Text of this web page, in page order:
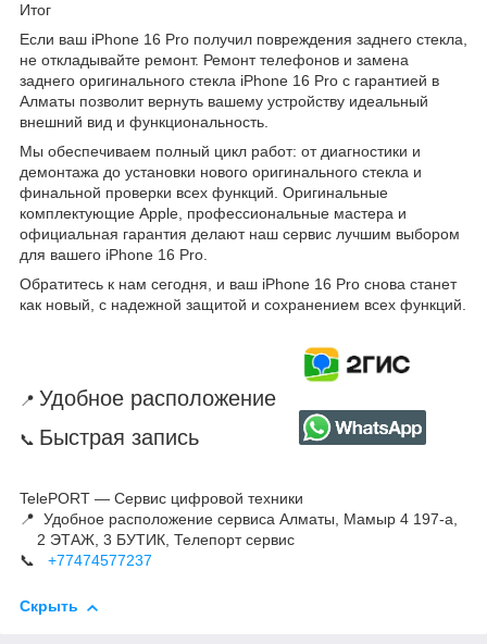
Итог
Если ваш iPhone 16 Pro получил повреждения заднего стекла,
не откладывайте ремонт. Ремонт телефонов и замена
заднего оригинального стекла iPhone 16 Pro с гарантией в
Алматы позволит вернуть вашему устройству идеальный
внешний вид и функциональность.
Мы обеспечиваем полный цикл работ: от диагностики и
демонтажа до установки нового оригинального стекла и
финальной проверки всех функций. Оригинальные
комплектующие Apple, профессиональные мастера и
официальная гарантия делают наш сервис лучшим выбором
для вашего iPhone 16 Pro.
Обратитесь к нам сегодня, и ваш iPhone 16 Pro снова станет
как новый, с надежной защитой и сохранением всех функций.
📍 Удобное расположение
📞 Быстрая запись
TelePORT — Сервис цифровой техники
📍 Удобное расположение сервиса Алматы, Мамыр 4 197-а,
2 ЭТАЖ, 3 БУТИК, Телепорт сервис
📞
+77474577237
Скрыть